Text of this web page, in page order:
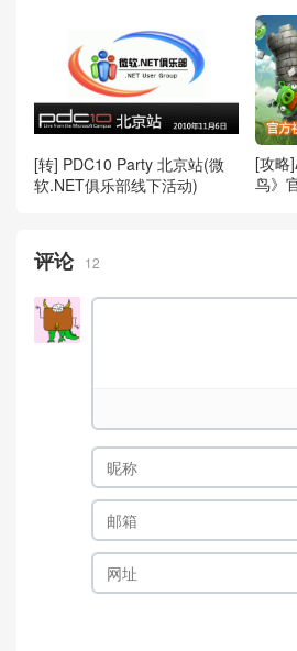
[转] PDC10 Party 北京站(微
软.NET俱乐部线下活动)
[攻略
鸟》
评论 12